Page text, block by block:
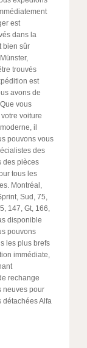
est
dans la
bien sûr
trouvés
est
avons de
vous
voiture
il
pouvons vous
des
des pièces
tous les
Montréal,
Sud, 75,
147, Gt, 166,
disponible
pouvons
les plus brefs
immédiate,
rechange
neuves pour
détachées Alfa